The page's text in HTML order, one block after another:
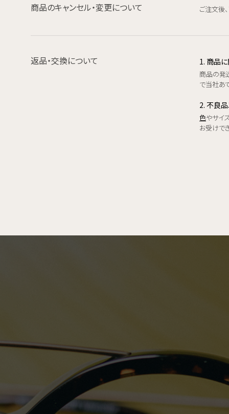
商品のキャンセル・変更について ご注文後
返品・交換について 1. 商品
商品の発
で当社あ
2. 不良
色やサイ
お受けで